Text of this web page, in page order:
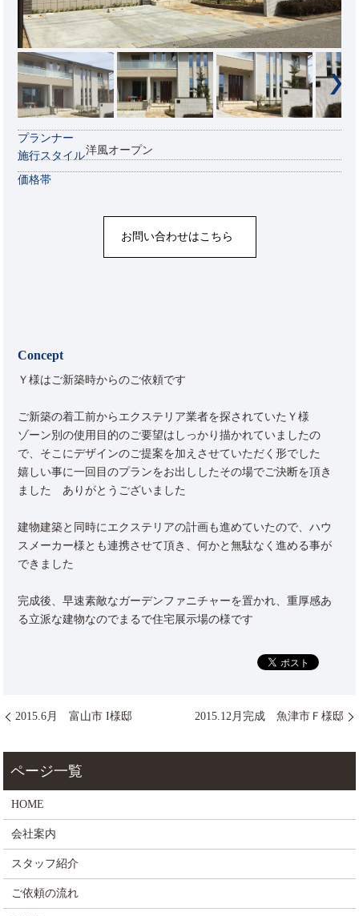
プランナー
施行スタイル洋風オープン
価格帯
お問い合わせはこちら
Concept
Ｙ様はご新築時からのご依頼です
ご新築の着工前からエクステリア業者を探されていたＹ様
ゾーン別の使用目的のご要望はしっかり描かれていましたの
で、そこにデザインのご提案を加えさせていただく形でした
嬉しい事に一回目のプランをお出ししたその場でご決断を頂き
ました ありがとうございました
建物建築と同時にエクステリアの計画も進めていたので、ハウ
スメーカー様とも連携させて頂き、何かと無駄なく進める事が
できました
完成後、早速素敵なガーデンファニチャーを置かれ、重厚感あ
る立派な建物なのでまるで住宅展示場の様です
2015.6月 富山市 I様邸 2015.12月完成 魚津市Ｆ様邸
HOME
会社案内
スタッフ紹介
ご依頼の流れ